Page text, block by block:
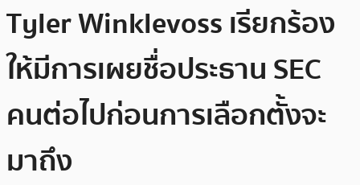
Tyler Winklevoss เรียกร้อง
ให้มีการเผยชื่อประธาน SEC
คนต่อไปก่อนการเลือกตั้งจะ
มาถึง